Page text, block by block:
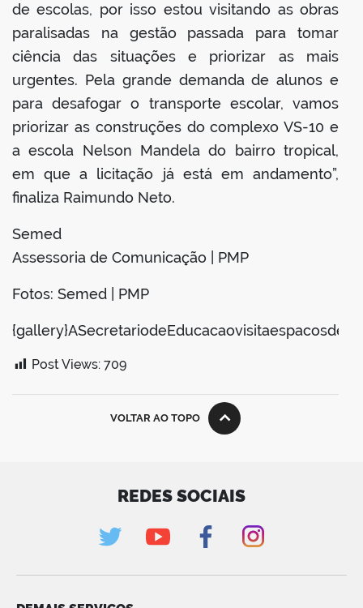
de escolas, por isso estou visitando as obras
paralisadas na gestão passada para tomar
ciência das situações e priorizar as mais
urgentes. Pela grande demanda de alunos e
para desafogar o transporte escolar, vamos
priorizar as construções do complexo VS-10 e
a escola Nelson Mandela do bairro tropical,
em que a licitação já está em andamento”,
finaliza Raimundo Neto.
Semed
Assessoria de Comunicação | PMP
Fotos: Semed | PMP
Post Views: 709
VOLTAR AO TOPO
REDES SOCIAIS